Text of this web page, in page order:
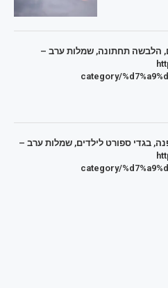
הלבשה תחתונה, שמלות ערב –
category/
בגדי ספורט לילדים, שמלות ערב –
category/